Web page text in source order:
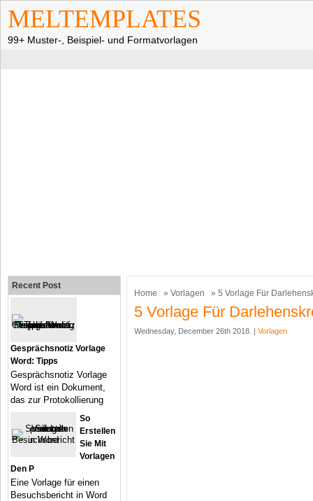
MELTEMPLATES
99+ Muster-, Beispiel- und Formatvorlagen
Home » Vorlagen » 5 Vorlage Für
5 Vorlage Für
Wednesday, December 26th 2018. | Vorlagen
Recent Post
Gesprächsnotiz Vorlage
Word: Tipps
Gesprächsnotiz Vorlage
Word ist ein Dokument,
das zur Protokollierung
So
Erstellen
Sie Mit
Vorlagen
Den P
Eine Vorlage für einen
Besuchsbericht in Word